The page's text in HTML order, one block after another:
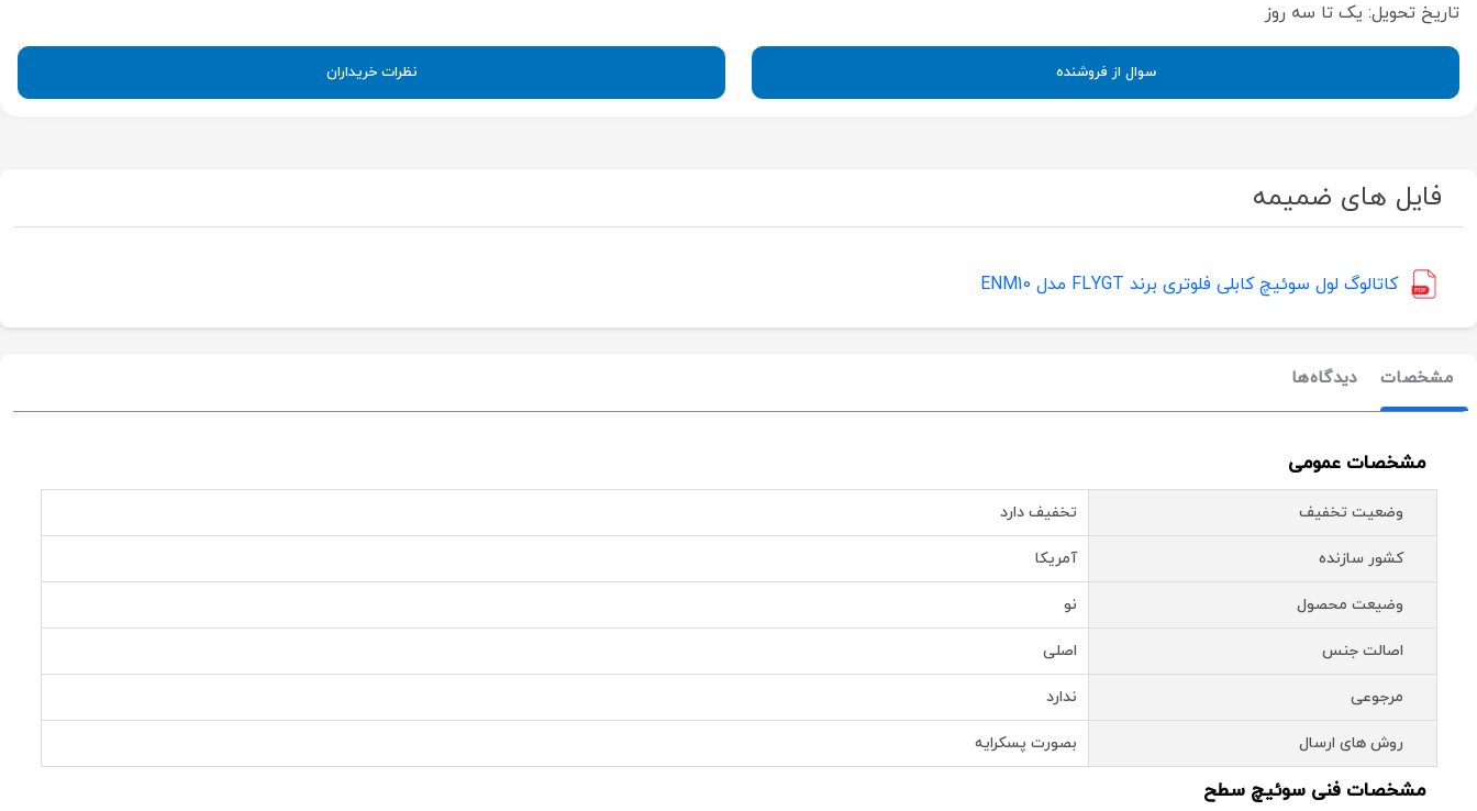
تاریخ تحویل: یک تا سه روز
سوال از فروشنده نظرات خریداران
فایل های ضمیمه
کاتالوگ لول سوئیچ کابلی فلوتری برند FLYGT مدل ENM10
مشخصات دیدگاه‌ها
مشخصات عمومی
وضعیت تخفیف تخفیف دارد
کشور سازنده آمریکا
وضیعت محصول نو
اصالت جنس اصلی
مرجوعی ندارد
روش های ارسال بصورت پسکرایه
مشخصات فنی سوئیچ سطح